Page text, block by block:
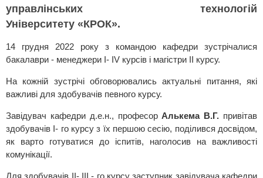
управлінських технологій
Університету «КРОК».
14 грудня 2022 року з командою кафедри зустрічалися
бакалаври - менеджери І- ІV курсів і магістри ІІ курсу.
На кожній зустрічі обговорювались актуальні питання, які
важливі для здобувачів певного курсу.
Завідувач кафедри д.е.н., професорАлькема В.Г. привітав
здобувачів І- го курсу з їх першою сесію, поділився досвідом,
як варто готуватися до іспитів, наголосив на важливості
комунікації.
Для здобувачів ІІ- ІІІ - го курсу заступник завідувача кафедри